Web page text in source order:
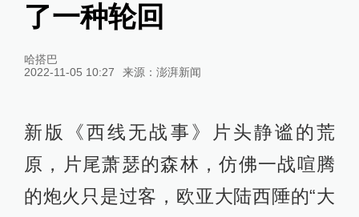
了一种轮回
哈搭巴
2022-11-05 10:27
来源： 澎湃新闻
新版《西线无战事》片头静谧的荒
原，片尾萧瑟的森林，仿佛一战喧腾
的炮火只是过客，欧亚大陆西陲的“大